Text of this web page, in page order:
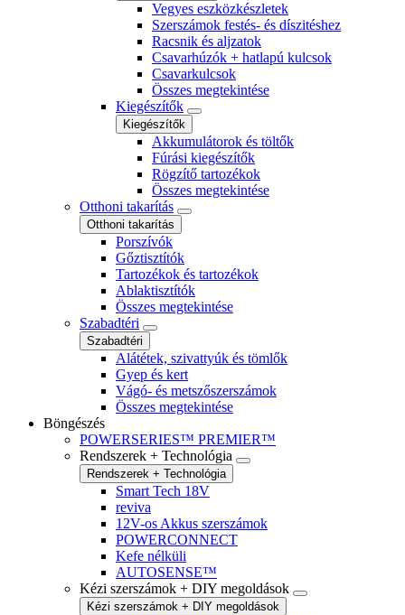
Vegyes eszközkészletek
Szerszámok festés- és díszitéshez
Racsnik és aljzatok
Csavarhúzók + hatlapú kulcsok
Csavarkulcsok
Összes megtekintése
Kiegészítők
Kiegészítők
Akkumulátorok és töltők
Fúrási kiegészítők
Rögzítő tartozékok
Összes megtekintése
Otthoni takarítás
Otthoni takarítás
Porszívók
Gőztisztítók
Tartozékok és tartozékok
Ablaktisztítók
Összes megtekintése
Szabadtéri
Szabadtéri
Alátétek, szivattyúk és tömlők
Gyep és kert
Vágó- és metszőszerszámok
Összes megtekintése
Böngészés
POWERSERIES™ PREMIER™
Rendszerek + Technológia
Rendszerek + Technológia
Smart Tech 18V
reviva
12V-os Akkus szerszámok
POWERCONNECT
Kefe nélküli
AUTOSENSE™
Kézi szerszámok + DIY megoldások
Kézi szerszámok + DIY megoldások